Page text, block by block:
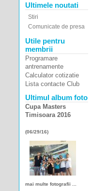
Ultimele noutati
Stiri
Comunicate de presa
Utile pentru
membrii
Programare
antrenamente
Calculator cotizatie
Lista contacte Club
Ultimul album foto
Cupa Masters
Timisoara 2016
(06/29/16)
mai multe fotografii ...